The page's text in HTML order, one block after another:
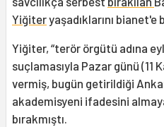
Yiğiteryaşadıklarını bianet'e
Yiğiter, “terör örgütü adına
suçlamasıyla Pazar günü (11
vermiş, bugün getirildiği
akademisyeni ifadesini
bırakmıştı.